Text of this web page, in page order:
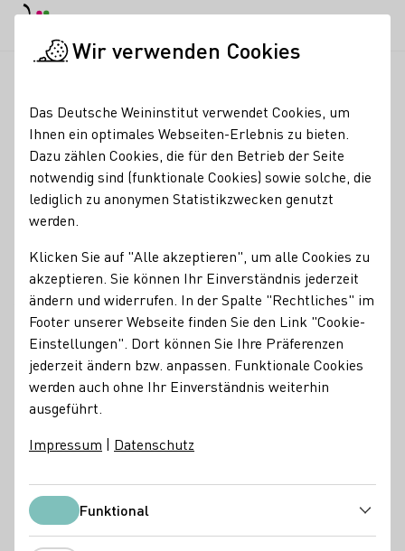
'Wines of Germany'-
Aktionswochen in aller
Welt
Die Genuss-Kampagne "31 Days of German Wine" kehrt im
Juli in das Vereinigte Königreich (UK) und nach Japan
zurück. Der Fokus geht dabei weit über die Rebsorte
Riesling hinaus. Das Deutsche Weininstitut (DWI) initiiert
ganzjährig und weltweit Präsentationen heimischer Weine.
DWI Aktuell
Wir verwenden Cookies
Das Deutsche Weininstitut verwendet Cookies, um
Ihnen ein optimales Webseiten-Erlebnis zu bieten.
Dazu zählen Cookies, die für den Betrieb der Seite
notwendig sind (funktionale Cookies) sowie solche, die
lediglich zu anonymen Statistikzwecken genutzt
werden.
Klicken Sie auf "Alle akzeptieren", um alle Cookies zu
akzeptieren. Sie können Ihr Einverständnis jederzeit
ändern und widerrufen. In der Spalte "Rechtliches" im
Footer unserer Webseite finden Sie den Link "Cookie-
Einstellungen". Dort können Sie Ihre Präferenzen
jederzeit ändern bzw. anpassen. Funktionale Cookies
werden auch ohne Ihr Einverständnis weiterhin
ausgeführt.
Impressum | Datenschutz
FunktionalFunktional